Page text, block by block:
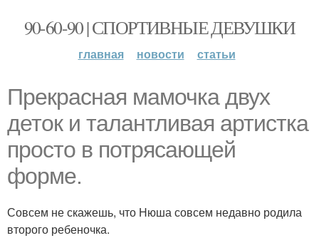
90-60-90 | СПОРТИВНЫЕ ДЕВУШКИ
главная новости статьи
Прекрасная мамочка двух
деток и талантливая артистка
просто в потрясающей
форме.
Совсем не скажешь, что Нюша совсем недавно родила
второго ребеночка.